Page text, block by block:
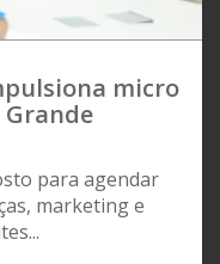
micro
Grande
para agendar
marketing e